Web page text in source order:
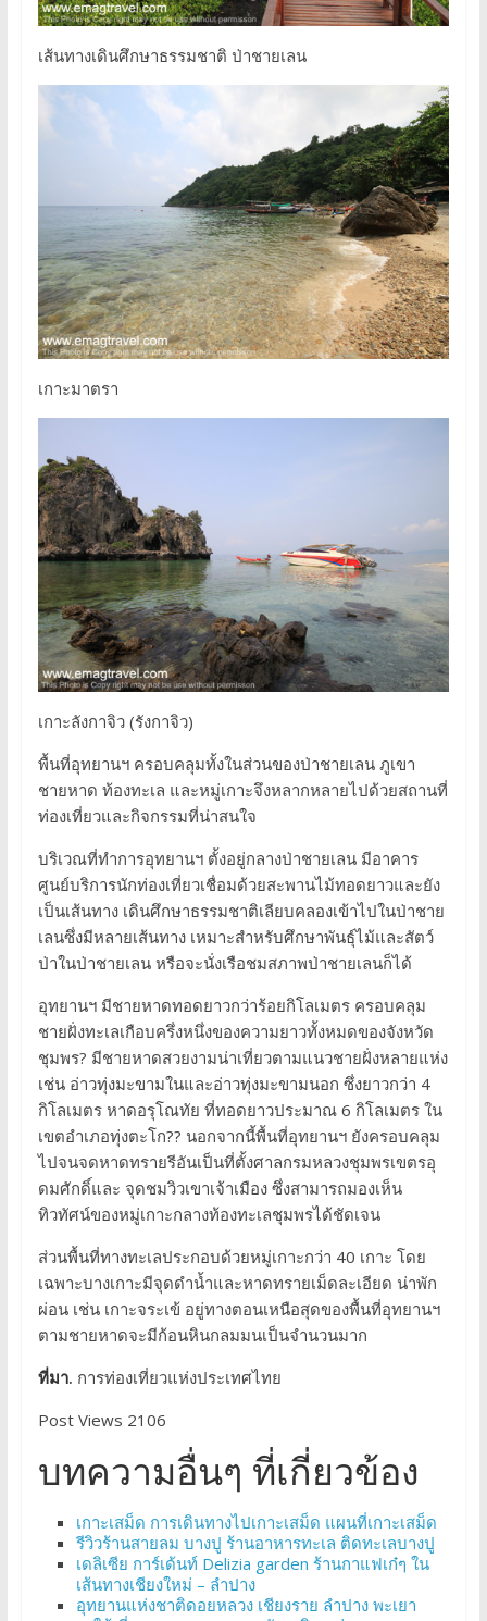
เส้นทางเดินศึกษาธรรมชาติ ป่าชายเลน
เกาะมาตรา
เกาะลังกาจิว (รังกาจิว)
พื้นที่อุทยานฯ ครอบคลุมทั้งในส่วนของป่าชายเลน ภูเขา
ชายหาด ท้องทะเล และหมู่เกาะจึงหลากหลายไปด้วยสถานที่
ท่องเที่ยวและกิจกรรมที่น่าสนใจ
บริเวณที่ทำการอุทยานฯ ตั้งอยู่กลางป่าชายเลน มีอาคาร
ศูนย์บริการนักท่องเที่ยวเชื่อมด้วยสะพานไม้ทอดยาวและยัง
เป็นเส้นทาง เดินศึกษาธรรมชาติเลียบคลองเข้าไปในป่าชาย
เลนซึ่งมีหลายเส้นทาง เหมาะสำหรับศึกษาพันธุ์ไม้และสัตว์
ป่าในป่าชายเลน หรือจะนั่งเรือชมสภาพป่าชายเลนก็ได้
อุทยานฯ มีชายหาดทอดยาวกว่าร้อยกิโลเมตร ครอบคลุม
ชายฝั่งทะเลเกือบครึ่งหนึ่งของความยาวทั้งหมดของจังหวัด
ชุมพร? มีชายหาดสวยงามน่าเที่ยวตามแนวชายฝั่งหลายแห่ง
เช่น อ่าวทุ่งมะขามในและอ่าวทุ่งมะขามนอก ซึ่งยาวกว่า 4
กิโลเมตร หาดอรุโณทัย ที่ทอดยาวประมาณ 6 กิโลเมตร ใน
เขตอำเภอทุ่งตะโก?? นอกจากนี้พื้นที่อุทยานฯ ยังครอบคลุม
ไปจนจดหาดทรายรีอันเป็นที่ตั้งศาลกรมหลวงชุมพรเขตรอุ
ดมศักดิ์และ จุดชมวิวเขาเจ้าเมือง ซึ่งสามารถมองเห็น
ทิวทัศน์ของหมู่เกาะกลางท้องทะเลชุมพรได้ชัดเจน
ส่วนพื้นที่ทางทะเลประกอบด้วยหมู่เกาะกว่า 40 เกาะ โดย
เฉพาะบางเกาะมีจุดดำน้ำและหาดทรายเม็ดละเอียด น่าพัก
ผ่อน เช่น เกาะจระเข้ อยู่ทางตอนเหนือสุดของพื้นที่อุทยานฯ
ตามชายหาดจะมีก้อนหินกลมมนเป็นจำนวนมาก
ที่มา. การท่องเที่ยวแห่งประเทศไทย
Post Views 2106
บทความอื่นๆ ที่เกี่ยวข้อง
เกาะเสม็ด การเดินทางไปเกาะเสม็ด แผนที่เกาะเสม็ด
รีวิวร้านสายลม บางปู ร้านอาหารทะเล ติดทะเลบางปู
เดลิเซีย การ์เด้นท์ Delizia garden ร้านกาแฟเก๋ๆ ใน
เส้นทางเชียงใหม่ – ลำปาง
อุทยานแห่งชาติดอยหลวง เชียงราย ลำปาง พะเยา